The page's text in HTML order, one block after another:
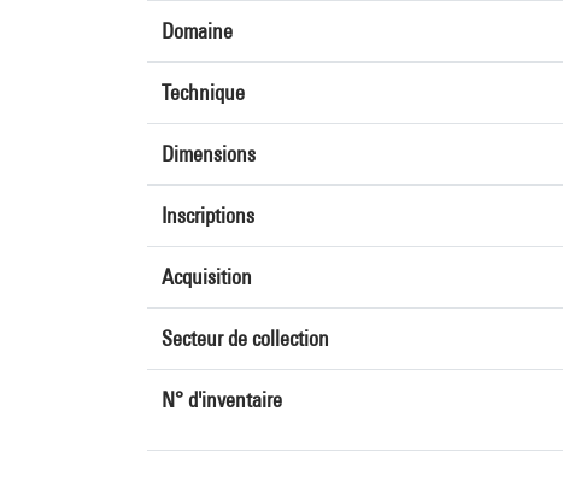
Domaine
Technique
Dimensions
Inscriptions
Acquisition
Secteur de collection
N° d'inventaire